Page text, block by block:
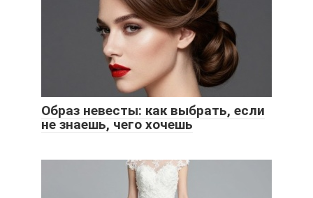
Образ невесты: как выбрать, если
не знаешь, чего хочешь